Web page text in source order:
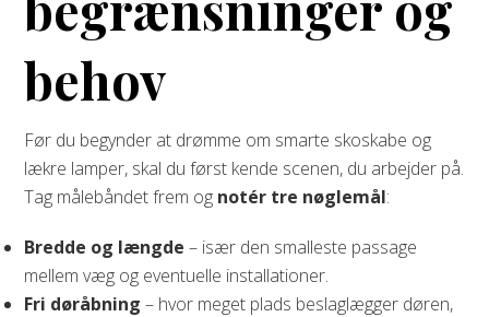
behov
Før du begynder at drømme om smarte skoskabe og
lækre lamper, skal du først kende scenen, du arbejder på.
Tag målebåndet frem og notér tre nøglemål:
Bredde og længde – især den smalleste passage
mellem væg og eventuelle installationer.
Fri døråbning – hvor meget plads beslaglægger døren,